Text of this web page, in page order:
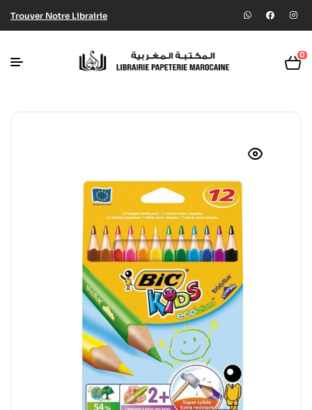
Trouver Notre Librairie
0